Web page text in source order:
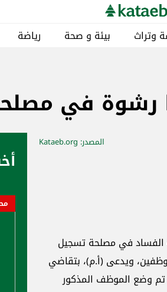
وتراث بيئة و صحة رياضة
رشوة في
المصدر: Kataeb.org
الفساد في مصلحة تسجيل
ويدعى (أ.م)، بتقاضي
تم وضع الموظف المذكور